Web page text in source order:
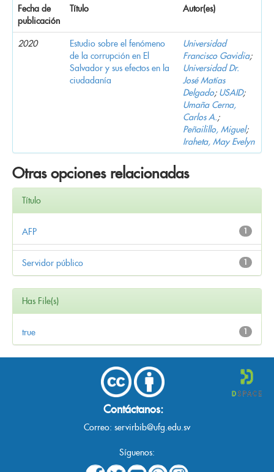
Fecha de
publicación
Título Autor(es)
2020
Estudio sobre el fenómeno
de la corrupción en El
Salvador y sus efectos en la
ciudadanía
Universidad
Francisco Gavidia;
Universidad Dr.
José Matías
Delgado; USAID;
Umaña Cerna,
Carlos A.;
Peñailillo, Miguel;
Iraheta, May Evelyn
Otras opciones relacionadas
Título
1
AFP
1
Servidor público
Has File(s)
1
true
Contáctanos:
Correo: servirbib@ufg.edu.sv
Síguenos: